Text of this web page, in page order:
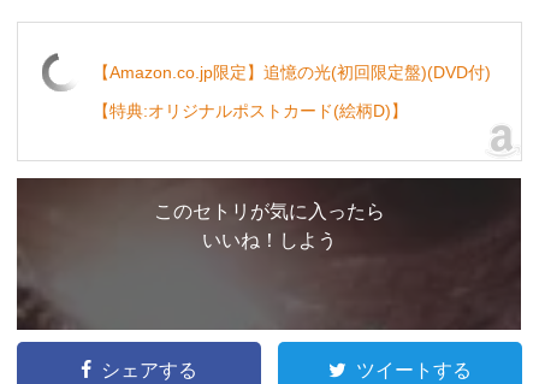
【Amazon.co.jp限定】追憶の光(初回限定盤)(DVD付)
【特典:オリジナルポストカード(絵柄D)】
このセトリが気に入ったら
いいね！しよう
シェアする ツイートする